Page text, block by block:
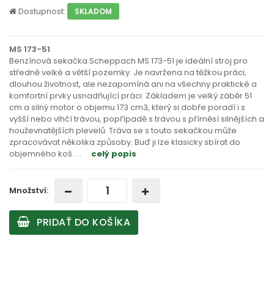
Dostupnost: SKLADOM
MS 173-51
Benzínová sekačka Scheppach MS 173-51 je ideální stroj pro
středně velké a větší pozemky. Je navržena na těžkou práci,
dlouhou životnost, ale nezapomíná ani na všechny praktické a
komfortní prvky usnadňující práci. Základem je velký záběr 51
cm a silný motor o objemu 173 cm3, který si dobře poradí i s
vyšší nebo vlhčí trávou, popřípadě s trávou s příměsí silnějších a
houževnatějších plevelů. Tráva se s touto sekačkou může
zpracovávat několika způsoby. Buď ji lze klasicky sbírat do
objemného koš. . . celý popis
Množství:
PRIDAŤ DO KOŠÍKA